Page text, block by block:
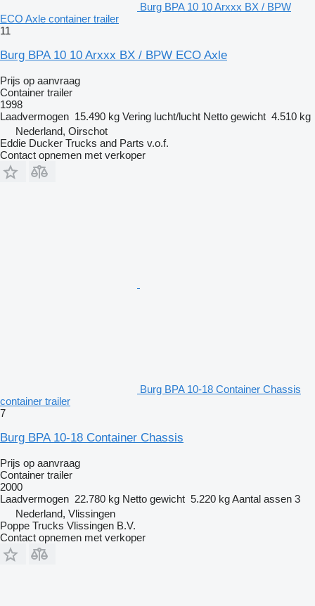
Burg BPA 10 10 Arxxx BX / BPW
ECO Axle container trailer
11
Burg BPA 10 10 Arxxx BX / BPW ECO Axle
Prijs op aanvraag
Container trailer
1998
Laadvermogen 15.490 kg Vering lucht/lucht Netto gewicht 4.510 kg
Nederland, Oirschot
Eddie Ducker Trucks and Parts v.o.f.
Contact opnemen met verkoper
Burg BPA 10-18 Container Chassis
container trailer
7
Burg BPA 10-18 Container Chassis
Prijs op aanvraag
Container trailer
2000
Laadvermogen 22.780 kg Netto gewicht 5.220 kgAantal assen 3
Nederland, Vlissingen
Poppe Trucks Vlissingen B.V.
Contact opnemen met verkoper